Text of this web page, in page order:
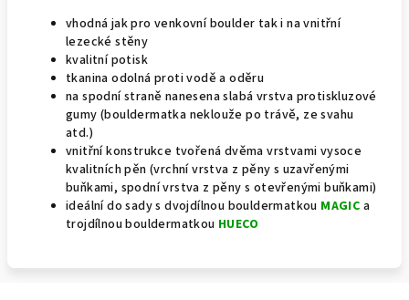
vhodná jak pro venkovní boulder tak i na vnitřní
lezecké stěny
kvalitní potisk
tkanina odolná proti vodě a oděru
na spodní straně nanesena slabá vrstva protiskluzové
gumy (bouldermatka neklouže po trávě, ze svahu
atd.)
vnitřní konstrukce tvořená dvěma vrstvami vysoce
kvalitních pěn (vrchní vrstva z pěny s uzavřenými
buňkami, spodní vrstva z pěny s otevřenými buňkami)
ideální do sady s dvojdílnou bouldermatkou MAGIC a
trojdílnou bouldermatkou HUECO